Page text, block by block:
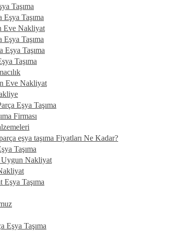
Taşıma
Eşya Taşıma
Eve Nakliyat
Eşya Taşıma
Eşya Taşıma
Taşıma
Eve Nakliyat
Eşya Taşıma
Firması
eşya taşıma Fiyatları Ne Kadar?
Taşıma
Uygun Nakliyat
Taşıma
Eşya Taşıma